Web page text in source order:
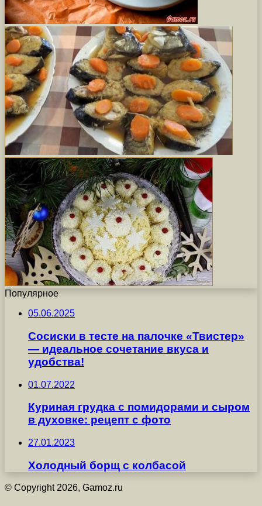
Популярное
05.06.2025
Сосиски в тесте на палочке «Твистер»
— идеальное сочетание вкуса и
удобства!
01.07.2022
Куриная грудка с помидорами и сыром
в духовке: рецепт с фото
27.01.2023
Холодный борщ с колбасой
© Copyright 2026, Gamoz.ru